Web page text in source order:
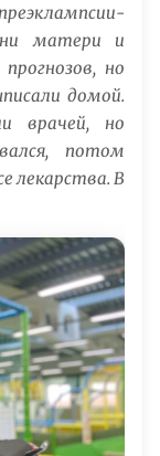
матери и
но
домой.
врачей, но
потом
лекарства. В